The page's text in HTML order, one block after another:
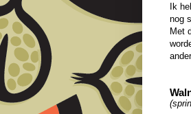
Ik
nog
Met